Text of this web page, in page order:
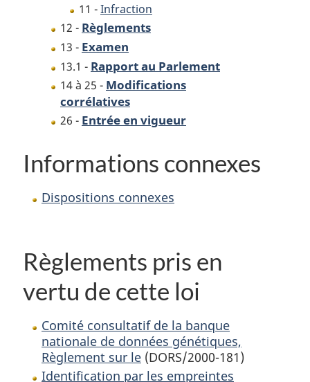
11 -Infraction
12 - Règlements
13 - Examen
13.1 - Rapport au Parlement
14 à 25 - Modifications
corrélatives
26 - Entrée en vigueur
Informations connexes
Dispositions connexes
Règlements pris en
vertu de cette loi
Comité consultatif de la banque
nationale de données génétiques,
Règlement sur le (DORS/2000-181)
Identification par les empreintes